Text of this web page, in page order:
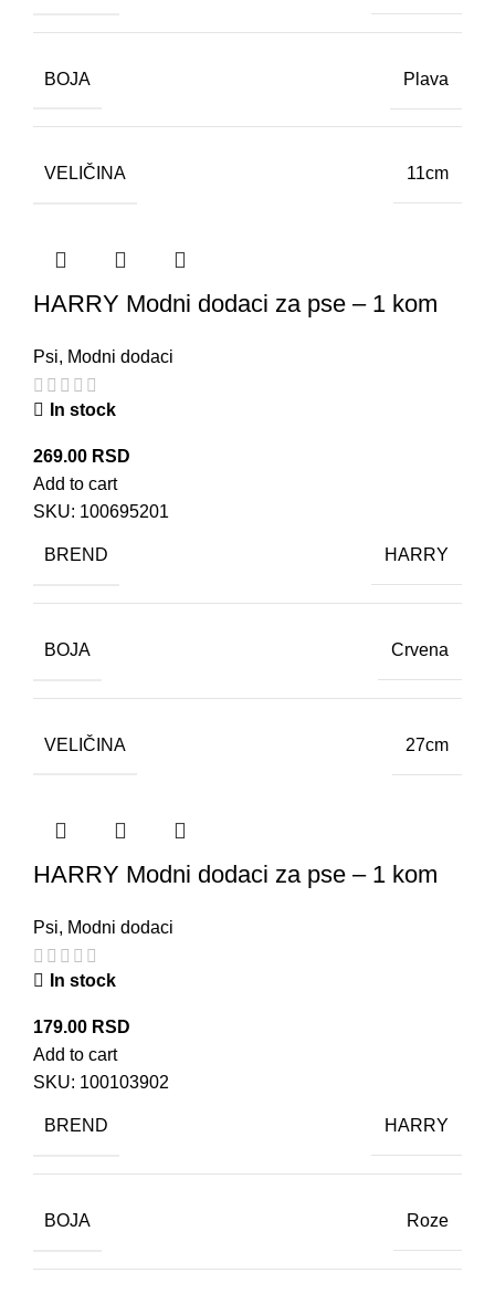
BOJA Plava
VELIČINA 11cm
HARRY Modni dodaci za pse – 1 kom
Psi, Modni dodaci
In stock
269.00 RSD
Add to cart
SKU: 100695201
BREND HARRY
BOJA Crvena
VELIČINA 27cm
HARRY Modni dodaci za pse – 1 kom
Psi, Modni dodaci
In stock
179.00 RSD
Add to cart
SKU: 100103902
BREND HARRY
BOJA Roze